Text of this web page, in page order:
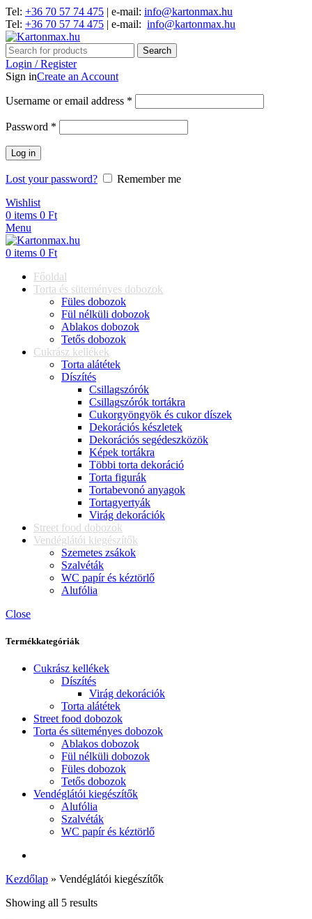
Tel: +36 70 57 74 475 | e-mail: info@kartonmax.hu
Tel: +36 70 57 74 475 | e-mail: info@kartonmax.hu
Search
Login / Register
Sign inCreate an Account
Username or email address *
Password *
Log in
Lost your password?
Remember me
Wishlist
0 items 0 Ft
Menu
0 items 0 Ft
Főoldal
Torta és süteményes dobozok
Füles dobozok
Fül nélküli dobozok
Ablakos dobozok
Tetős dobozok
Cukrász kellékek
Torta alátétek
Díszítés
Csillagszórók
Csillagszórók tortákra
Cukorgyöngyök és cukor díszek
Dekorációs készletek
Dekorációs segédeszközök
Képek tortákra
Többi torta dekoráció
Torta figurák
Tortabevonó anyagok
Tortagyertyák
Virág dekorációk
Street food dobozok
Vendéglátói kiegészítők
Szemetes zsákok
Szalvéták
WC papír és kéztörlő
Alufólia
Close
Termékkategóriák
Cukrász kellékek
Díszítés
Virág dekorációk
Torta alátétek
Street food dobozok
Torta és süteményes dobozok
Ablakos dobozok
Fül nélküli dobozok
Füles dobozok
Tetős dobozok
Vendéglátói kiegészítők
Alufólia
Szalvéták
WC papír és kéztörlő
Kezdőlap » Vendéglátói kiegészítők
Showing all 5 results